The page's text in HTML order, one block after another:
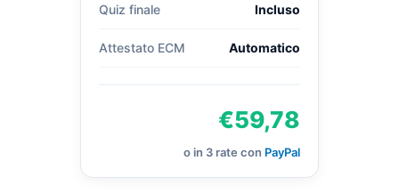
Quiz finale Incluso
Attestato ECM Automatico
€59,78
o in 3 rate con PayPal